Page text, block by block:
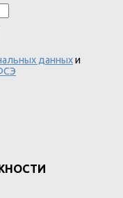
данныхи